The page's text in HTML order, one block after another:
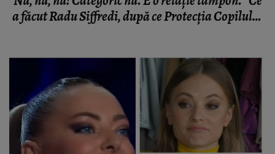
a făcut Radu Siffredi, după ce Protecția Copilului